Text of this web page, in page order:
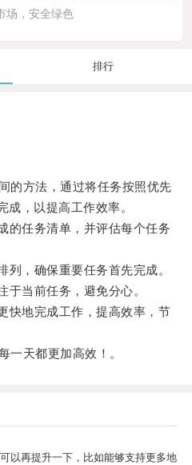
场，安全绿色
排行
方法，通过将任务按照优先
成，以提高工作效率。
任务清单，并评估每个任务
，确保重要任务首先完成。
当前任务，避免分心。
地完成工作，提高效率，节
天都更加高效！。
以再提升一下，比如能够支持更多地